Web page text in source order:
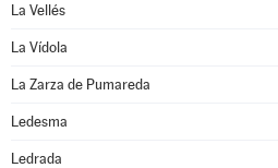
La Vellés
La Vídola
La Zarza de Pumareda
Ledesma
Ledrada